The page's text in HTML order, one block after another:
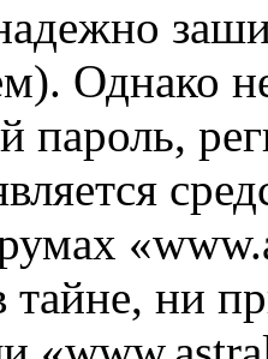
Однако
пароль,
тайне, ни